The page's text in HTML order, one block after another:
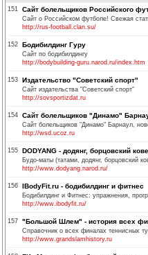
151 Сайт болельщиков Российского
Сайт о Российском футболе! Свежая
http://rus-football.clan.su/
152 Бодибилдинг Гуру
Сайт по бодибилдингу
http://bodybuilding-guru.narod.ru/index.htm
153 Издательство "Советский спорт"
Сайт издательства "Советский спорт"
http://sovsportizdat.ru
154 Сайт болельщиков "Динамо"
Сайт болельщиков "Динамо" Барнаул,
http://wsd.ucoz.ru
155 DODYANG - додянг, борцовский
Будо-маты (татами, додянг, борцовский
http://www.dodyang.narod.ru/
156 IBodyFit.ru - бодибилдинг и фитнес
Бодибилдинг и Фитнес: упражнения,
http://www.ibodyfit.ru/
157 "Большой Шлем" - история всех
Справочник о всех финалах теннисных
http://www.grandslamhistory.ru